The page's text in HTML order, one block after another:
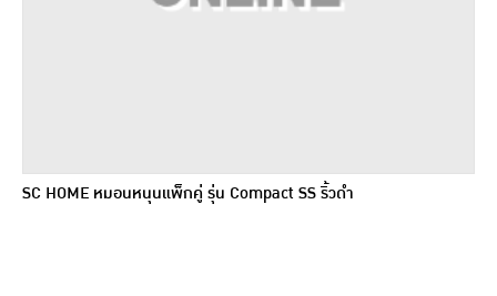
SC HOME หมอนหนุนแพ็กคู่ รุ่น Compact SS ริ้วดำ